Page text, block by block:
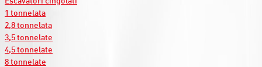
1 tonnelata
2,8 tonnelata
3,5 tonnelate
4,5 tonnelate
8 tonnelate